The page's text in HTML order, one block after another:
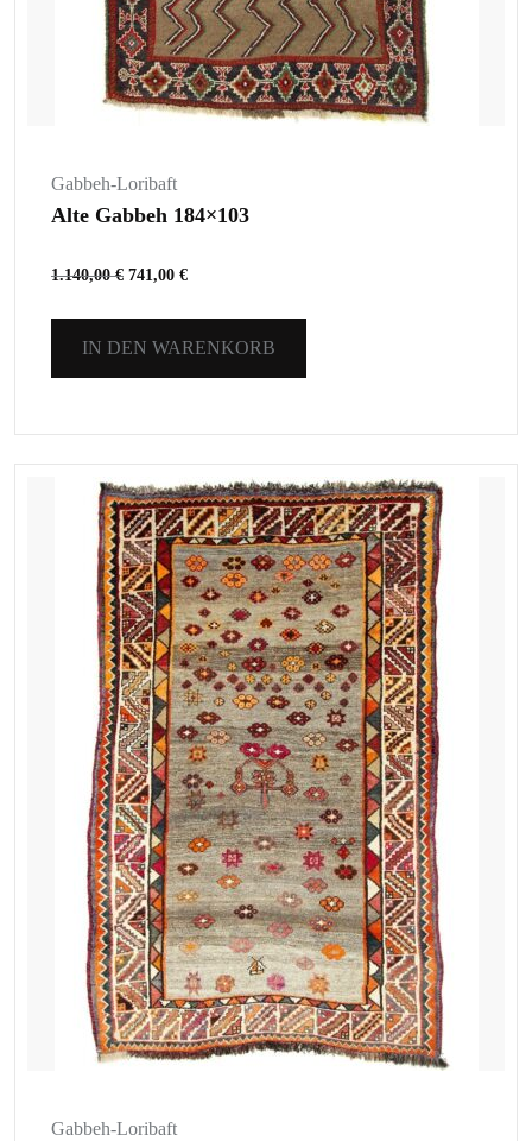
Gabbeh-Loribaft
Alte Gabbeh 184×103
1.140,00€ 741,00 €
IN DEN WARENKORB
Gabbeh-Loribaft